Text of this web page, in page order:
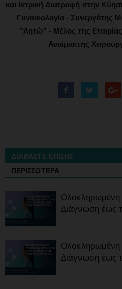
και Ιατρική Διατροφή στην
Γυναικολογία - Συνεργάτης
"Λητώ" - Μέλος της Εταιρίας
Αναίμακτης
ΔΙΑΒΑΣΤΕ ΕΠΙΣΗΣ
ΠΕΡΙΣΣΟΤΕΡΑ
Ολοκληρωμένη
Διάγνωση έως
Ολοκληρωμένη
Διάγνωση έως